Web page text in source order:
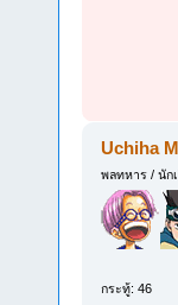
Uchiha
พลทหาร / นัก
กระทู้: 46